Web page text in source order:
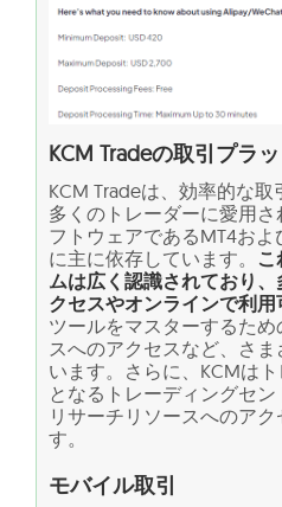
KCM Tradeの取引プラ
KCM Tradeは、効率的な
多くのトレーダーに愛用
フトウェアであるMT4お
に主に依存しています。
ムは広く認識されており
クセスやオンラインで利用
ツールをマスターするた
スへのアクセスなど、さ
います。さらに、KCMは
となるトレーディングセ
リサーチリソースへのア
す。
モバイル取引